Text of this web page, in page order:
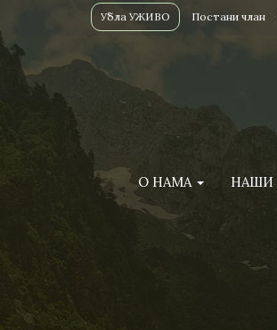
Убла УЖИВО Постани члан
О НАМА НАШИ